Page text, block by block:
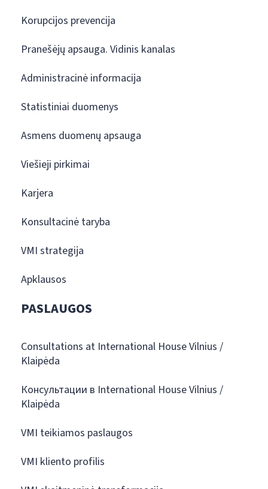
Korupcijos prevencija
Pranešėjų apsauga. Vidinis kanalas
Administracinė informacija
Statistiniai duomenys
Asmens duomenų apsauga
Viešieji pirkimai
Karjera
Konsultacinė taryba
VMI strategija
Apklausos
PASLAUGOS
Consultations at International House Vilnius /
Klaipėda
Консультации в International House Vilnius /
Klaipėda
VMI teikiamos paslaugos
VMI kliento profilis